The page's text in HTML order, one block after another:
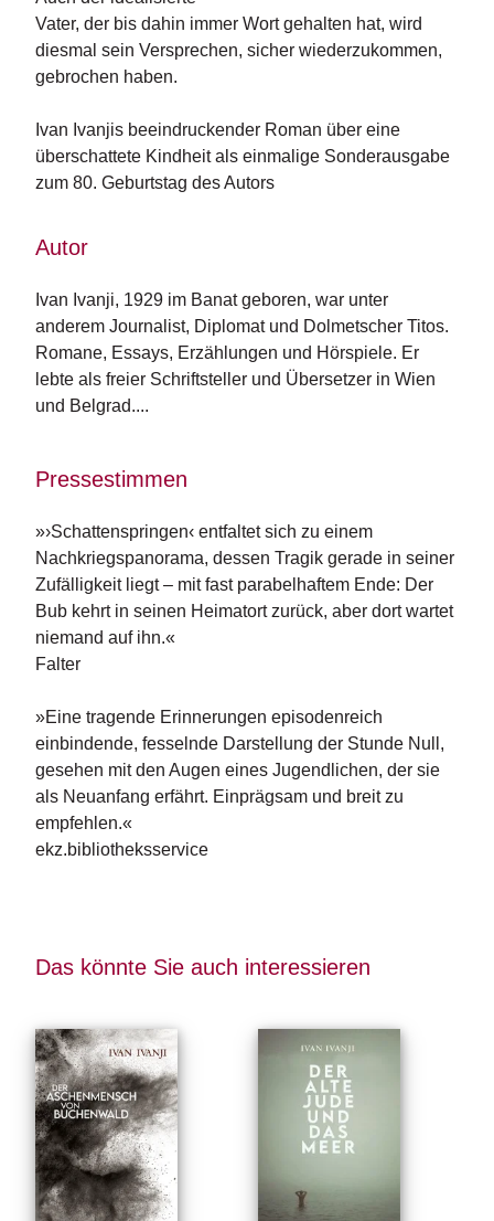
Vater, der bis dahin immer Wort gehalten hat, wird
diesmal sein Versprechen, sicher wiederzukommen,
gebrochen haben.
Ivan Ivanjis beeindruckender Roman über eine
überschattete Kindheit als einmalige Sonderausgabe
zum 80. Geburtstag des Autors
Autor
Ivan Ivanji, 1929 im Banat geboren, war unter
anderem Journalist, Diplomat und Dolmetscher Titos.
Romane, Essays, Erzäh­lungen und Hörspiele. Er
lebte als freier Schriftsteller und Übersetzer in Wien
und Belgrad....
Pressestimmen
»›Schattenspringen‹ entfaltet sich zu einem
Nachkriegspanorama, dessen Tragik gerade in seiner
Zufälligkeit liegt – mit fast parabelhaftem Ende: Der
Bub kehrt in seinen Heimatort zurück, aber dort wartet
niemand auf ihn.«
Falter
»Eine tragende Erinnerungen episodenreich
einbindende, fesselnde Darstellung der Stunde Null,
gesehen mit den Augen eines Jugendlichen, der sie
als Neuanfang erfährt. Einprägsam und breit zu
empfehlen.«
ekz.bibliotheksservice
Das könnte Sie auch interessieren